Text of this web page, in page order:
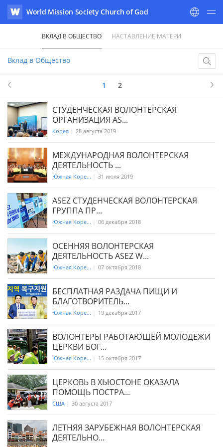
WATV
World Mission Society Church of God
ВКЛАД В ОБЩЕСТВО НАСТАВЛЕНИЕ МАТЕРИ
Вклад в Общество
1 2
СТУДЕНЧЕСКАЯ ВОЛОНТЕРСКАЯ
ОРГАНИЗАЦИЯ AS...
Корея 28 августа 2019
МЕЖДУНАРОДНАЯ ВОЛОНТЕРСКАЯ
ДЕЯТЕЛЬНОСТЬ ...
Южная Коре... 31 июля 2019
ASEZ СТУДЕНЧЕСКАЯ ВОЛОНТЕРСКАЯ
ГРУППА ПР...
Южная Коре... 06 декабря 2018
ОСЕННЯЯ ВОЛОНТЕРСКАЯ
ДЕЯТЕЛЬНОСТЬ ASEZ W...
Южная Коре... 07 октября 2018
БЕСПЛАТНАЯ РАЗДАЧА ПИЩИ И
БЛАГОТВОРИТЕЛЬ...
Южная Коре... 19 декабря 2017
ВОЛОНТЕРЫ РАБОТАЮЩЕЙ МОЛОДЕЖИ
ЦЕРКВИ БОГ...
Южная Коре... 15 октября 2017
ЦЕРКОВЬ В ХЬЮСТОНЕ ОКАЗАЛА
ПОМОЩЬ ПОСТРА...
США 30 августа 2017
ЛЕТНЯЯ ЗАРУБЕЖНАЯ ВОЛОНТЕРСКАЯ
ДЕЯТЕЛЬНО...